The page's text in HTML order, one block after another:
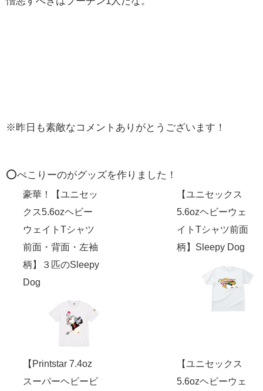
※昨日も素敵なコメントありがとうございます！
⭕️ぺこりーのがグッズを作りました！
豪華！【ユニセッ
クス5.6ozヘビー
ウェイトTシャツ
前面・背面・左袖
柄】３匹のSleepy
Dog
【ユニセックス
5.6ozヘビーウェ
イトTシャツ前面
柄】Sleepy Dog
【Printstar 7.4oz
スーパーヘビービ
【ユニセックス
5.6ozヘビーウェ